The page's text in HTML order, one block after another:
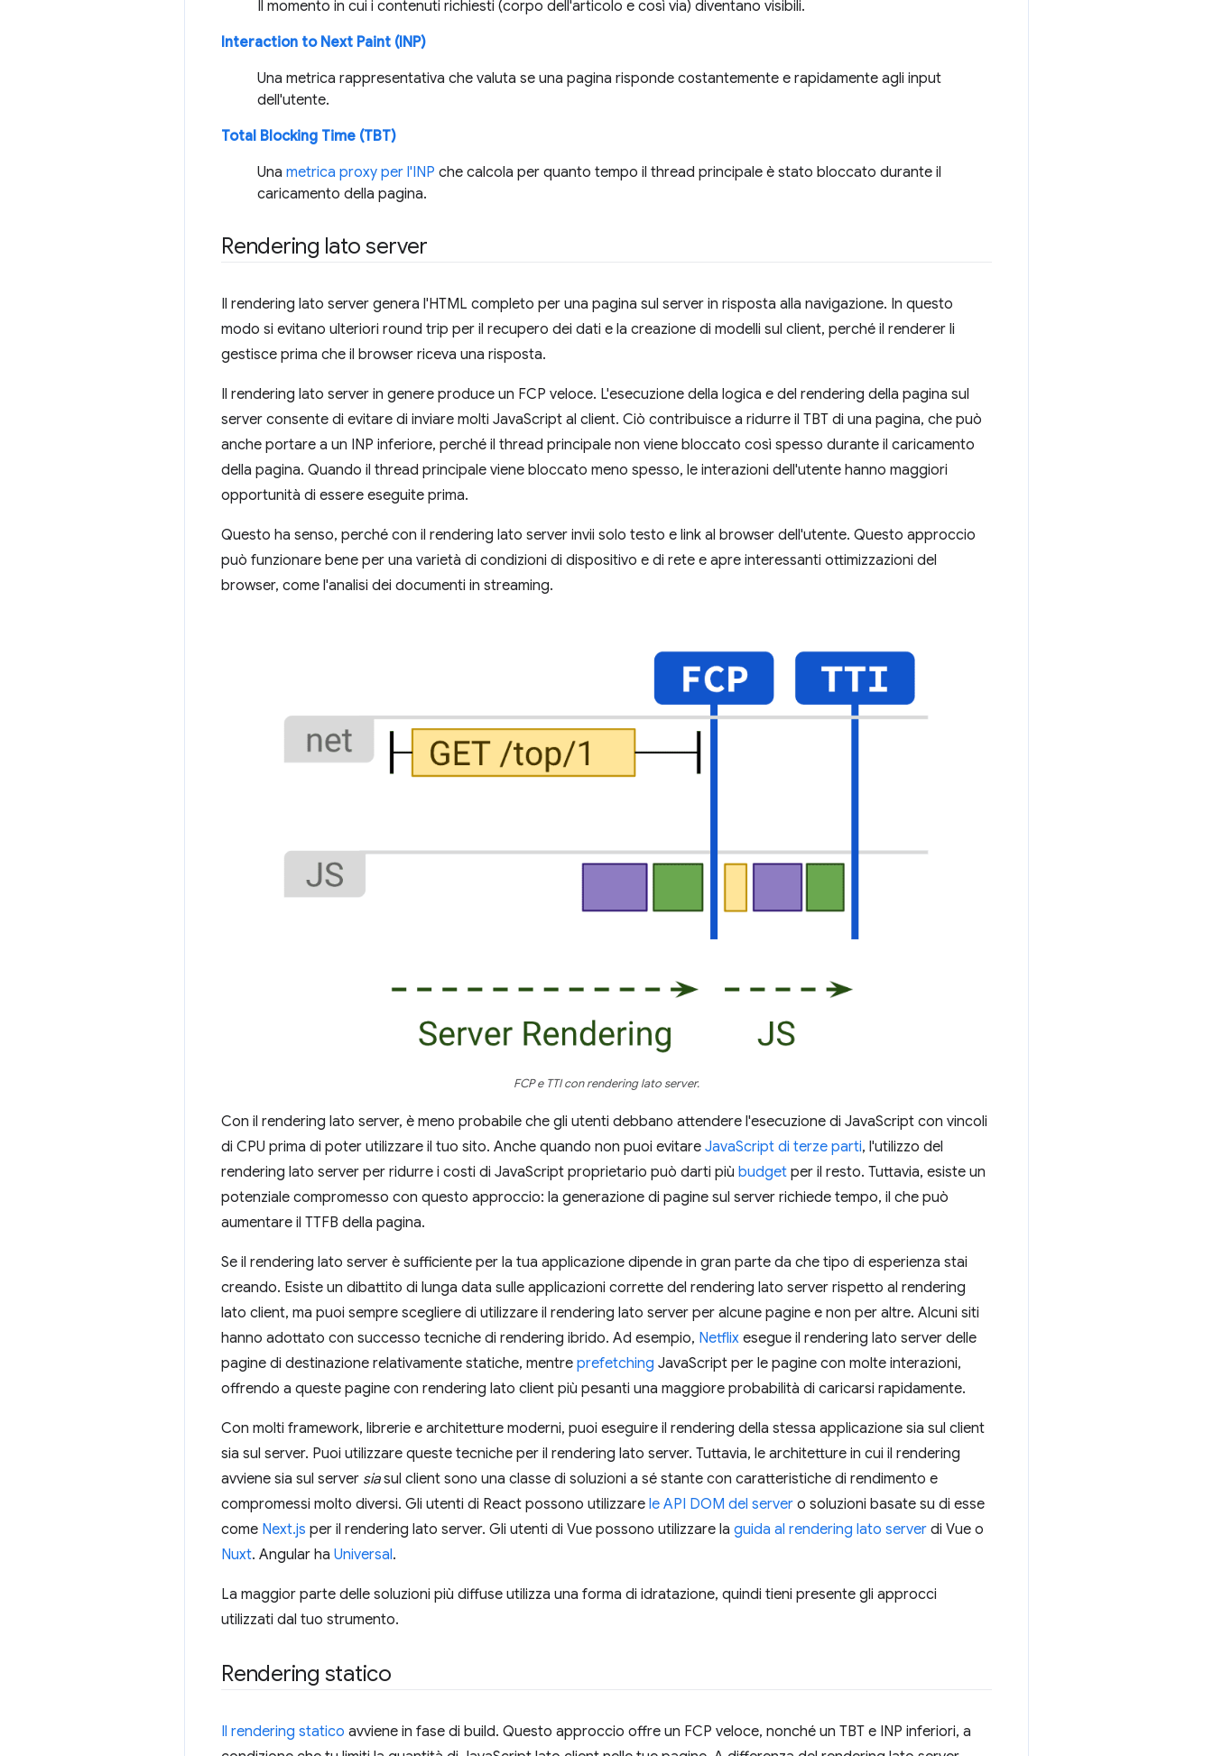
Il momento in cui i contenuti richiesti (corpo dell'articolo e così via) diventano visibili.
Interaction to Next Paint (INP)
Una metrica rappresentativa che valuta se una pagina risponde costantemente e rapidamente agli input
dell'utente.
Total Blocking Time (TBT)
Una metrica proxy per l'INP che calcola per quanto tempo il thread principale è stato bloccato durante il
caricamento della pagina.
Rendering lato server
Il rendering lato server genera l'HTML completo per una pagina sul server in risposta alla navigazione. In questo
modo si evitano ulteriori round trip per il recupero dei dati e la creazione di modelli sul client, perché il renderer li
gestisce prima che il browser riceva una risposta.
Il rendering lato server in genere produce un FCP veloce. L'esecuzione della logica e del rendering della pagina sul
server consente di evitare di inviare molti JavaScript al client. Ciò contribuisce a ridurre il TBT di una pagina, che può
anche portare a un INP inferiore, perché il thread principale non viene bloccato così spesso durante il caricamento
della pagina. Quando il thread principale viene bloccato meno spesso, le interazioni dell'utente hanno maggiori
opportunità di essere eseguite prima.
Questo ha senso, perché con il rendering lato server invii solo testo e link al browser dell'utente. Questo approccio
può funzionare bene per una varietà di condizioni di dispositivo e di rete e apre interessanti ottimizzazioni del
browser, come l'analisi dei documenti in streaming.
FCP e TTI con rendering lato server.
Con il rendering lato server, è meno probabile che gli utenti debbano attendere l'esecuzione di JavaScript con vincoli
di CPU prima di poter utilizzare il tuo sito. Anche quando non puoi evitare JavaScript di terze parti, l'utilizzo del
rendering lato server per ridurre i costi di JavaScript proprietario può darti più budget per il resto. Tuttavia, esiste un
potenziale compromesso con questo approccio: la generazione di pagine sul server richiede tempo, il che può
aumentare il TTFB della pagina.
Se il rendering lato server è sufficiente per la tua applicazione dipende in gran parte da che tipo di esperienza stai
creando. Esiste un dibattito di lunga data sulle applicazioni corrette del rendering lato server rispetto al rendering
lato client, ma puoi sempre scegliere di utilizzare il rendering lato server per alcune pagine e non per altre. Alcuni siti
hanno adottato con successo tecniche di rendering ibrido. Ad esempio, Netflix esegue il rendering lato server delle
pagine di destinazione relativamente statiche, mentre prefetching JavaScript per le pagine con molte interazioni,
offrendo a queste pagine con rendering lato client più pesanti una maggiore probabilità di caricarsi rapidamente.
Con molti framework, librerie e architetture moderni, puoi eseguire il rendering della stessa applicazione sia sul client
sia sul server. Puoi utilizzare queste tecniche per il rendering lato server. Tuttavia, le architetture in cui il rendering
avviene sia sul server siasul client sono una classe di soluzioni a sé stante con caratteristiche di rendimento e
compromessi molto diversi. Gli utenti di React possono utilizzare le API DOM del server o soluzioni basate su di esse
come Next.js per il rendering lato server. Gli utenti di Vue possono utilizzare la guida al rendering lato server di Vue o
Nuxt. Angular ha Universal.
La maggior parte delle soluzioni più diffuse utilizza una forma di idratazione, quindi tieni presente gli approcci
utilizzati dal tuo strumento.
Rendering statico
Il rendering statico avviene in fase di build. Questo approccio offre un FCP veloce, nonché un TBT e INP inferiori, a